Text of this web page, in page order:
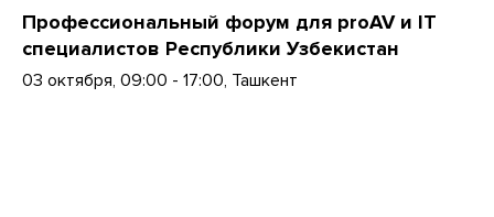
Профессиональный форум для proAV и IT
специалистов Республики Узбекистан
03 октября, 09:00 - 17:00, Ташкент